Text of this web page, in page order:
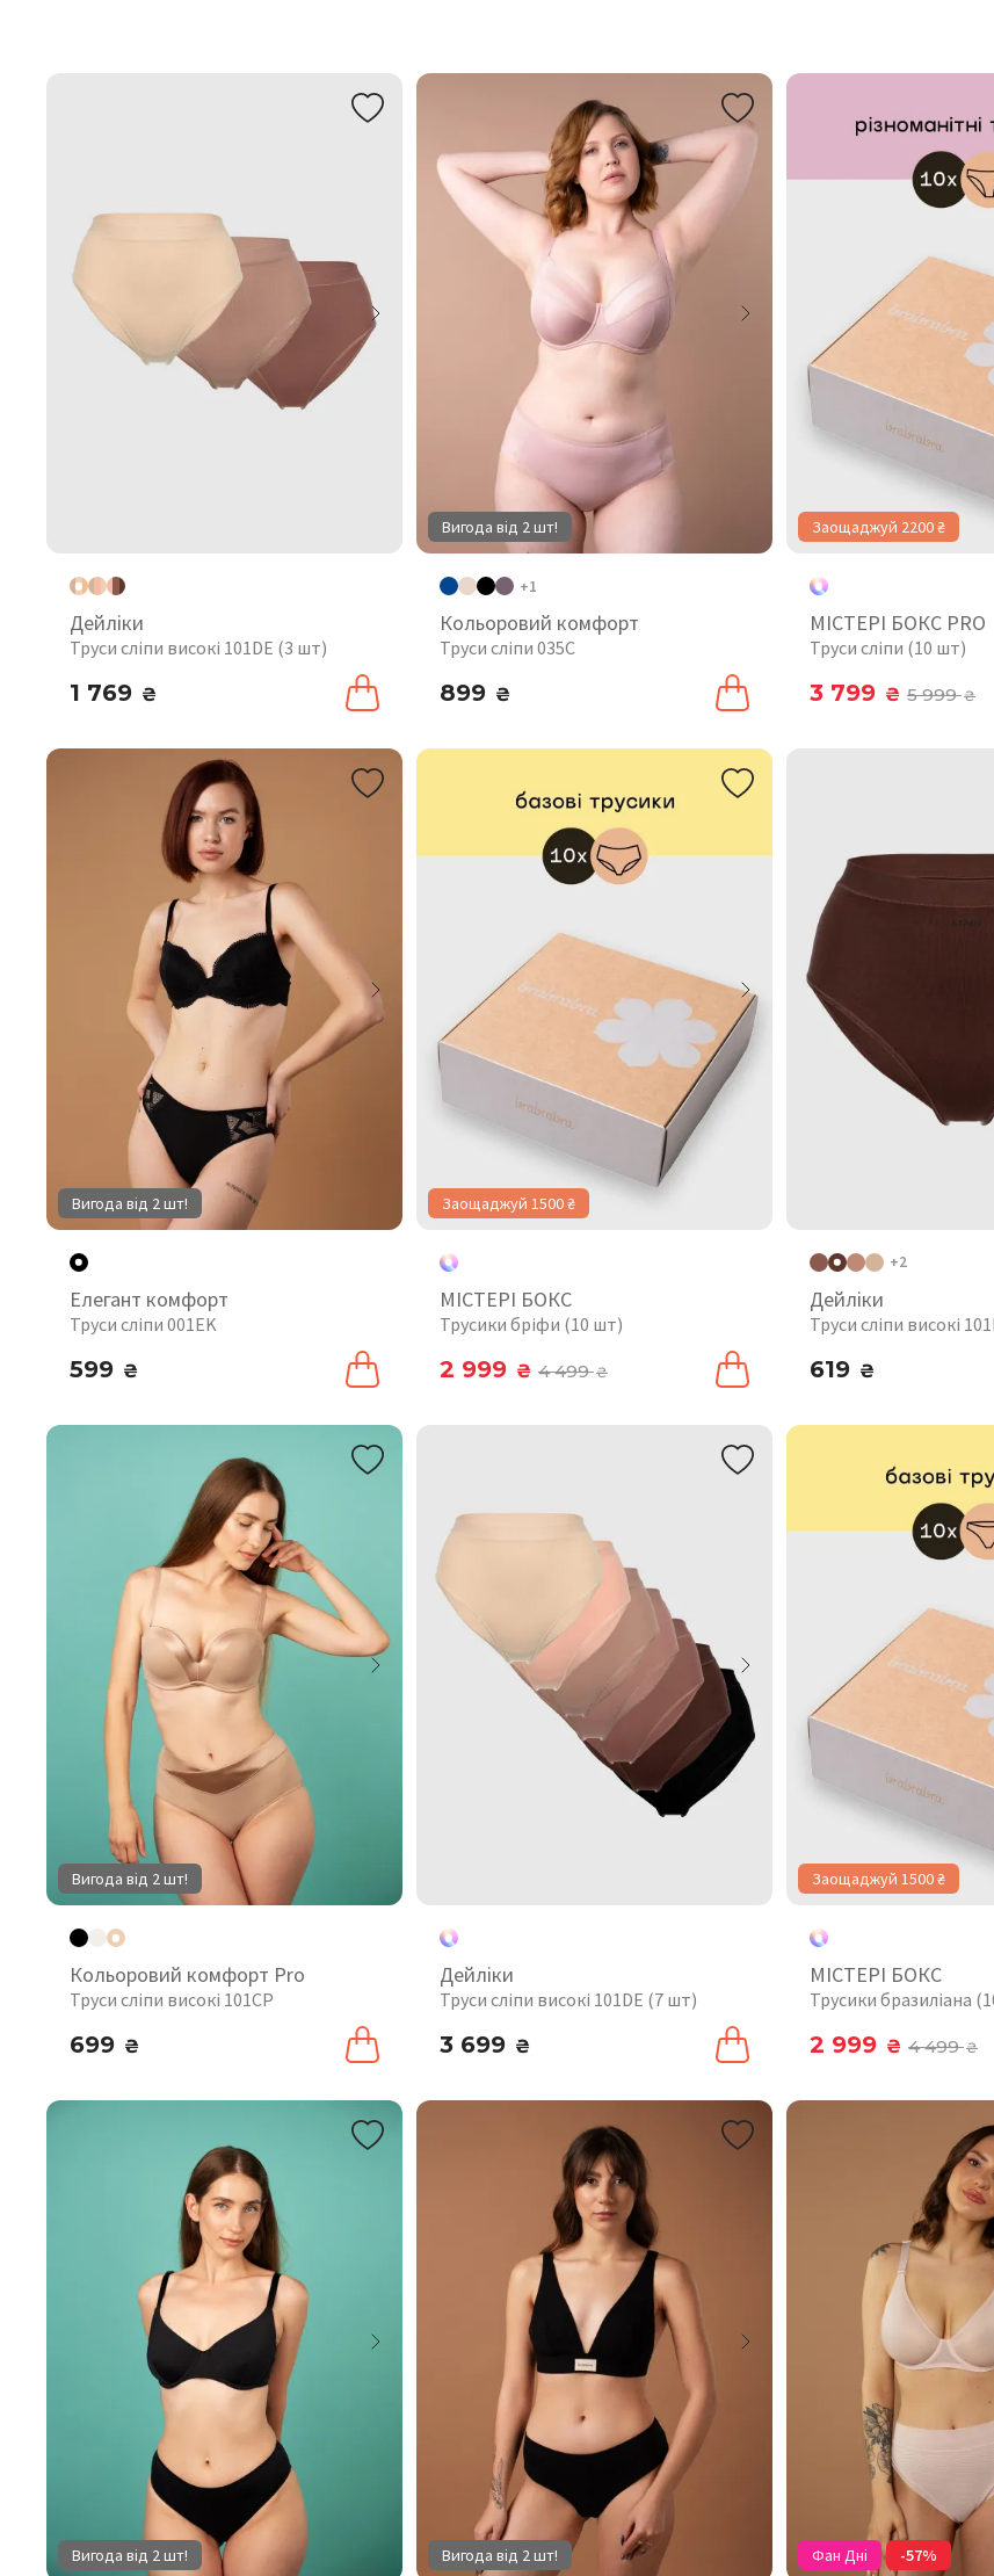
Дейліки
Труси сліпи високі 101DE (3 шт)
1 769 ₴
Вигода від 2 шт!
+1
Кольоровий комфорт
Труси сліпи 035C
899 ₴
Заощаджуй 2200 ₴
МІСТЕРІ БОКС PRO
Труси сліпи (10 шт)
3 799 ₴ 5 999₴
Вигода від 2 шт!
Елегант комфорт
Труси сліпи 001EK
599 ₴
Заощаджуй 1500 ₴
МІСТЕРІ БОКС
Трусики бріфи (10 шт)
2 999 ₴ 4 499₴
+2
Дейліки
Труси сліпи високі
619 ₴
Вигода від 2 шт!
Кольоровий комфорт Pro
Труси сліпи високі 101CP
699 ₴
Дейліки
Труси сліпи високі 101DE (7 шт)
3 699 ₴
Заощаджуй 1500 ₴
МІСТЕРІ БОКС
Трусики бразиліана
2 999 ₴ 4 499₴
Вигода від 2 шт! Вигода від 2 шт! Фан Дні -57%